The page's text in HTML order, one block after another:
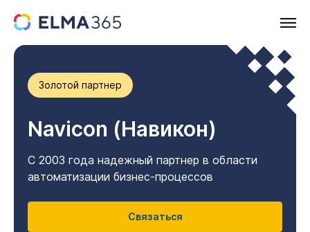
Золотой партнер
Navicon (Навикон)
C 2003 года надежный партнер в области
автоматизации бизнес-процессов
Связаться